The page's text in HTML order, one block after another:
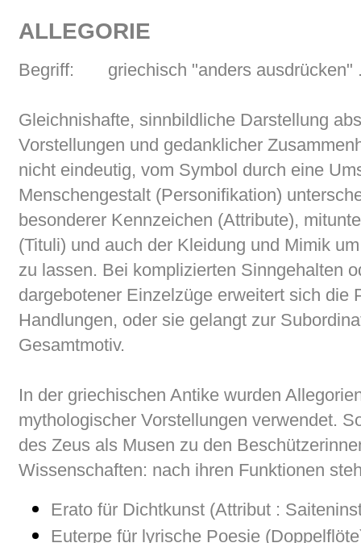
ALLEGORIE
Begriff: griechisch "anders ausdrücken"
Gleichnishafte, sinnbildliche Darstellung
Vorstellungen und gedanklicher
nicht eindeutig, vom Symbol durch eine
Menschengestalt (Personifikation)
besonderer Kennzeichen (Attribute),
(Tituli) und auch der Kleidung und Mimik
zu lassen. Bei komplizierten Sinngehalten
dargebotener Einzelzüge erweitert sich die
Handlungen, oder sie gelangt zur
Gesamtmotiv.
In der griechischen Antike wurden
mythologischer Vorstellungen verwendet.
des Zeus als Musen zu den
Wissenschaften: nach ihren Funktionen
Erato für Dichtkunst (Attribut :
Euterpe für lyrische Poesie